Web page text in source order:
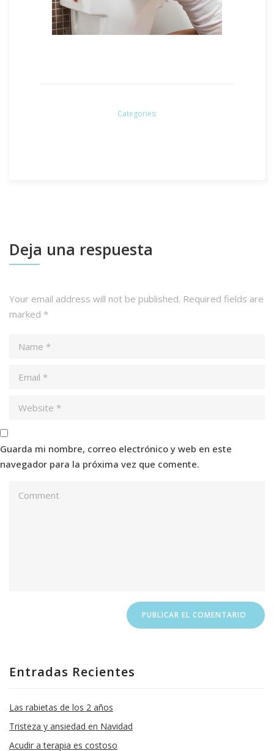
Categories:
Deja una respuesta
Your email address will not be published. Required fields are
marked *
Guarda mi nombre, correo electrónico y web en este
navegador para la próxima vez que comente.
Entradas Recientes
Las rabietas de los 2 años
Tristeza y ansiedad en Navidad
Acudir a terapia es costoso